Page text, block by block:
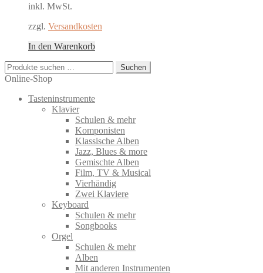
inkl. MwSt.
zzgl. Versandkosten
In den Warenkorb
Suchen
nach:
Suchen
Online-Shop
Tasteninstrumente
Klavier
Schulen & mehr
Komponisten
Klassische Alben
Jazz, Blues & more
Gemischte Alben
Film, TV & Musical
Vierhändig
Zwei Klaviere
Keyboard
Schulen & mehr
Songbooks
Orgel
Schulen & mehr
Alben
Mit anderen Instrumenten